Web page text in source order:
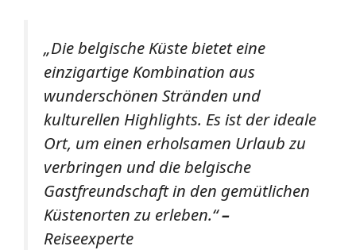
„Die belgische Küste bietet eine
einzigartige Kombination aus
wunderschönen Stränden und
kulturellen Highlights. Es ist der ideale
Ort, um einen erholsamen Urlaub zu
verbringen und die belgische
Gastfreundschaft in den gemütlichen
Küstenorten zu erleben.“–
Reiseexperte